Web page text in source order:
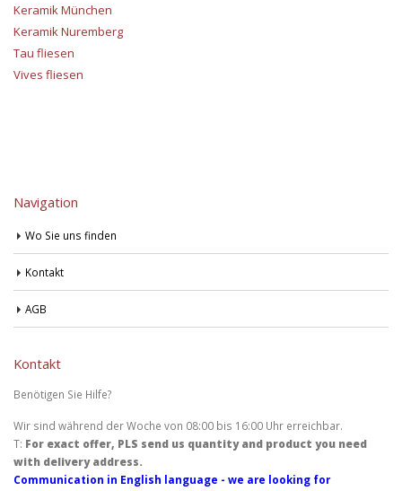
Keramik München
Keramik Nuremberg
Tau fliesen
Vives fliesen
Navigation
Wo Sie uns finden
Kontakt
AGB
Kontakt
Benötigen Sie Hilfe?
Wir sind während der Woche von 08:00 bis 16:00 Uhr erreichbar.
T: For exact offer, PLS send us quantity and product you need
with delivery address.
Communication in English language - we are looking for